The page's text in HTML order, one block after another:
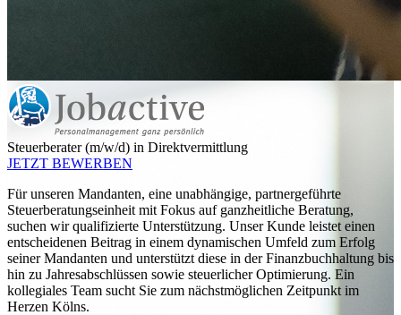
Steuerberater (m/w/d) in Direktvermittlung
JETZT BEWERBEN
Für unseren Mandanten, eine unabhängige, partnergeführte
Steuerberatungseinheit mit Fokus auf ganzheitliche Beratung,
suchen wir qualifizierte Unterstützung. Unser Kunde leistet einen
entscheidenen Beitrag in einem dynamischen Umfeld zum Erfolg
seiner Mandanten und unterstützt diese in der Finanzbuchhaltung bis
hin zu Jahresabschlüssen sowie steuerlicher Optimierung. Ein
kollegiales Team sucht Sie zum nächstmöglichen Zeitpunkt im
Herzen Kölns.